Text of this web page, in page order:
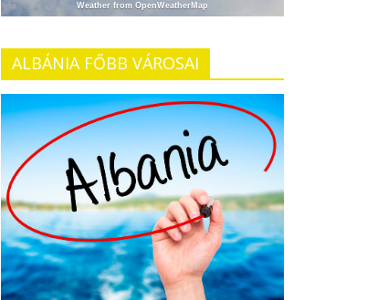
Weather from OpenWeatherMap
ALBÁNIA FŐBB VÁROSAI